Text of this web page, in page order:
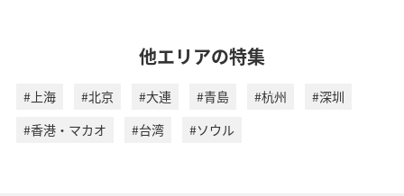
他エリアの特集
#上海 #北京 #大連 #青島 #杭州
#深圳
#香港・マカオ
#台湾 #ソウル